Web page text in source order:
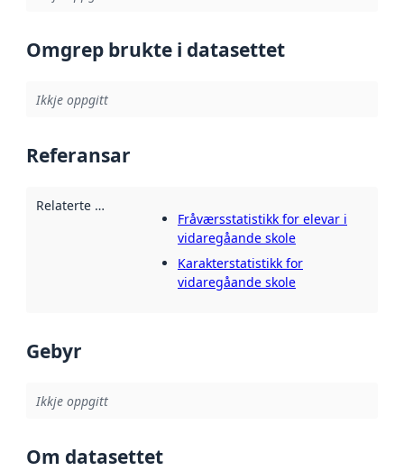
Omgrep brukte i datasettet
Ikkje oppgitt
Referansar
Relaterte ressursar
Fråværsstatistikk for elevar i
vidaregåande skole
Karakterstatistikk for
vidaregåande skole
Gebyr
Ikkje oppgitt
Om datasettet